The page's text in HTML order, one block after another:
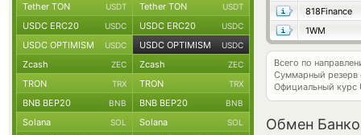
818Finance
1WM
Всего по
Суммарный резерв
Официальный курс
Обмен
Tether TON USDT Tether TON USDT
USDC ERC20 USDC USDC ERC20 USDC
USDC OPTIMISM USDC USDC OPTIMISM USDC
Zcash ZEC Zcash ZEC
TRON TRX TRON TRX
BNB BEP20 BNB BNB BEP20 BNB
Solana SOL Solana SOL